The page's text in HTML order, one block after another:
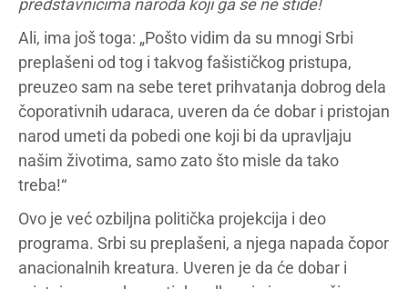
predstavnicima naroda koji ga se ne stide!
Ali, ima još toga: „Pošto vidim da su mnogi Srbi
preplašeni od tog i takvog fašističkog pristupa,
preuzeo sam na sebe teret prihvatanja dobrog dela
čoporativnih udaraca, uveren da će dobar i pristojan
narod umeti da pobedi one koji bi da upravljaju
našim životima, samo zato što misle da tako
treba!“
Ovo je već ozbiljna politička projekcija i deo
programa. Srbi su preplašeni, a njega napada čopor
anacionalnih kreatura. Uveren je da će dobar i